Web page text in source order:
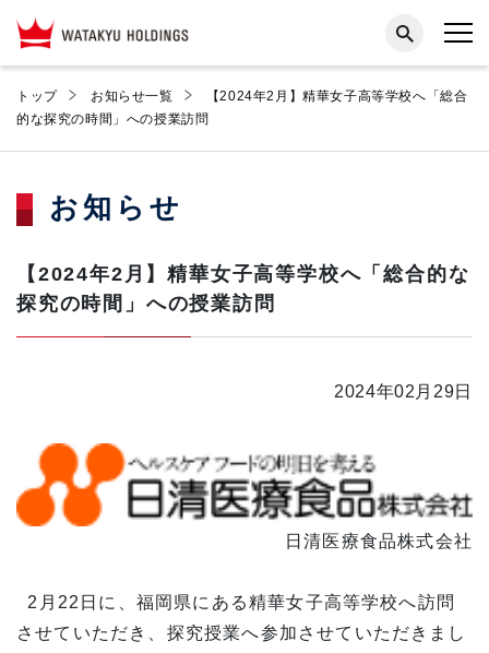
トップ お知らせ一覧
【2024年2月】精華女子高等学校へ「総合
的な探究の時間」への授業訪問
お知らせ
【2024年2月】精華女子高等学校へ「総合的な
探究の時間」への授業訪問
2024年02月29日
日清医療食品株式会社
2月22日に、福岡県にある精華女子高等学校へ訪問
させていただき、探究授業へ参加させていただきまし